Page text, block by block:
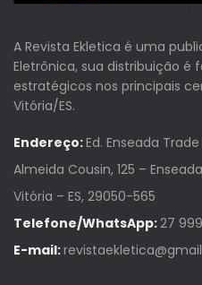
A Revista Ekletica é uma
Eletrônica, sua distribuição é
estratégicos nos principais
Vitória/ES.
Endereço:Ed. Enseada
Almeida Cousin, 125 –
Vitória – ES, 29050-565
Telefone/WhatsApp:27
E-mail: